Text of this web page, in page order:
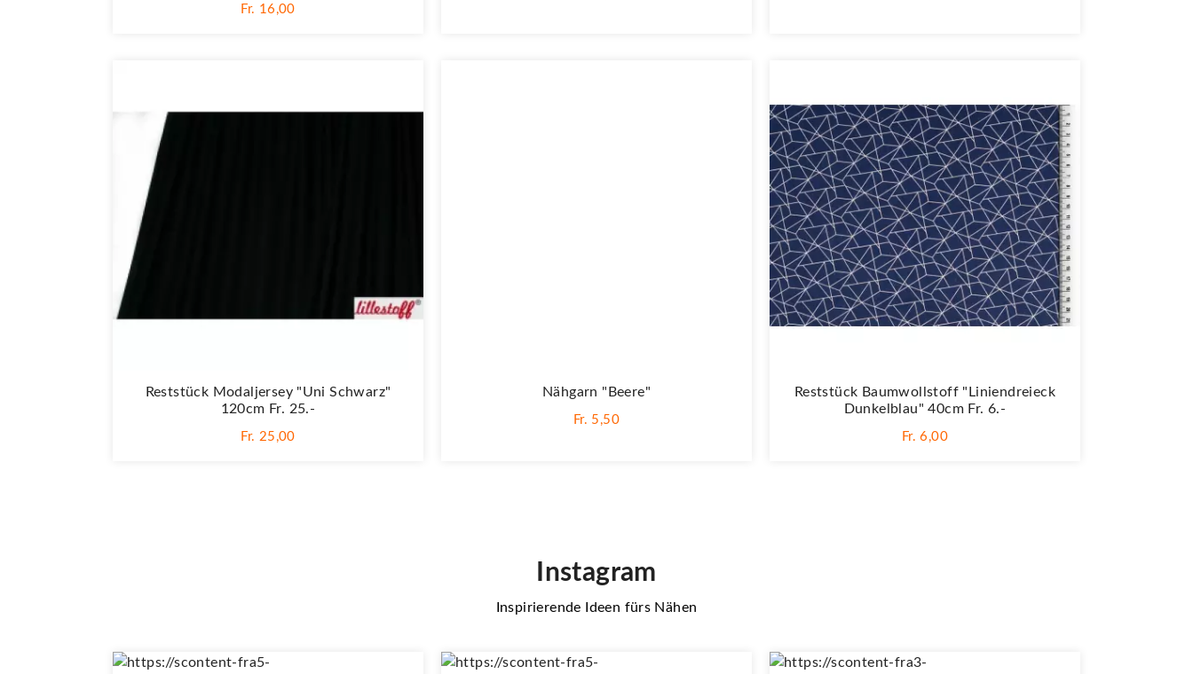
Fr. 16,00
Reststück Modaljersey "Uni Schwarz"
120cm Fr. 25.-
Fr. 25,00
Nähgarn "beere"
Fr. 5,50
Reststück Baumwollstoff "Liniendreieck
Dunkelblau" 40cm Fr. 6.-
Fr. 6,00
Instagram
Inspirierende Ideen fürs Nähen